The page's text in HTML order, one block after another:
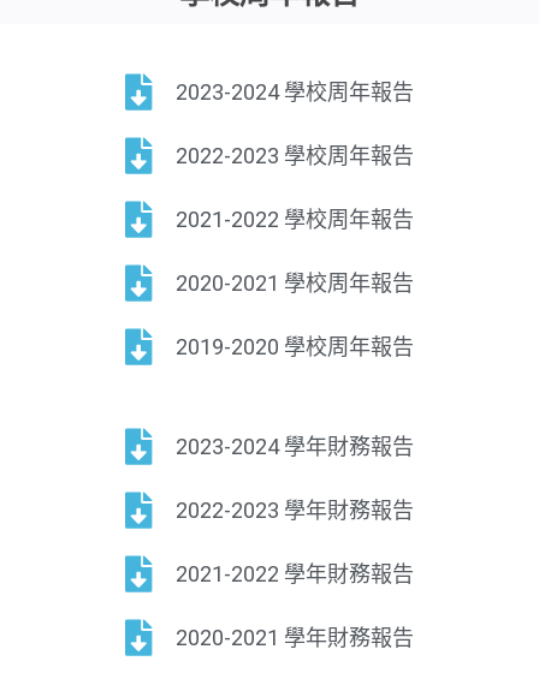
2023-2024 學校周年報告
2022-2023 學校周年報告
2021-2022 學校周年報告
2020-2021 學校周年報告
2019-2020 學校周年報告
2023-2024 學年財務報告
2022-2023 學年財務報告
2021-2022 學年財務報告
2020-2021 學年財務報告